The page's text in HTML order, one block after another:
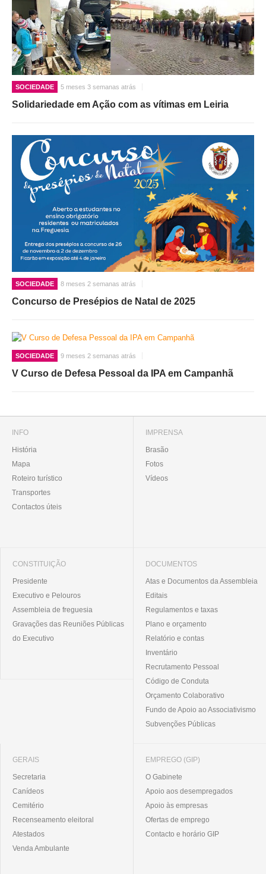
SOCIEDADE 5 meses 3 semanas atrás
Solidariedade em Ação com as vítimas em Leiria
SOCIEDADE 8 meses 2 semanas atrás
Concurso de Presépios de Natal de 2025
SOCIEDADE 9 meses 2 semanas atrás
V Curso de Defesa Pessoal da IPA em Campanhã
INFO
História
Mapa
Roteiro turístico
Transportes
Contactos úteis
IMPRENSA
Brasão
Fotos
Vídeos
CONSTITUIÇÃO
Presidente
Executivo e Pelouros
Assembleia de freguesia
Gravações das Reuniões Públicas
do Executivo
DOCUMENTOS
Atas e Documentos da Assembleia
Editais
Regulamentos e taxas
Plano e orçamento
Relatório e contas
Inventário
Recrutamento Pessoal
Código de Conduta
Orçamento Colaborativo
Fundo de Apoio ao Associativismo
Subvenções Públicas
GERAIS
Secretaria
Canídeos
Cemitério
Recenseamento eleitoral
Atestados
Venda Ambulante
EMPREGO (GIP)
O Gabinete
Apoio aos desempregados
Apoio às empresas
Ofertas de emprego
Contacto e horário GIP